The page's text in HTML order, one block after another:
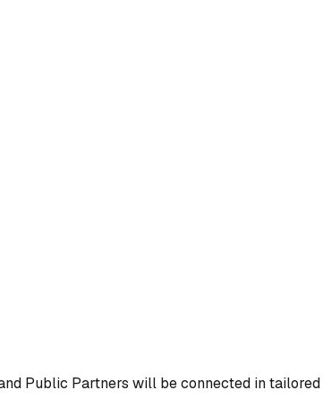
Public Partners will be connected in